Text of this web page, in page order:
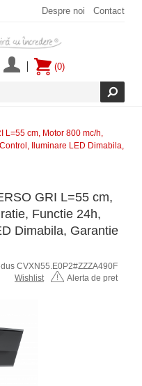
Despre noi Contact
(0)
L=55 cm, Motor 800 mc/h,
Iluminare LED Dimabila,
GRI L=55 cm,
Functie 24h,
Dimabila, Garantie
CVXN55.E0P2#ZZZA490F
Wishlist
Alerta de pret